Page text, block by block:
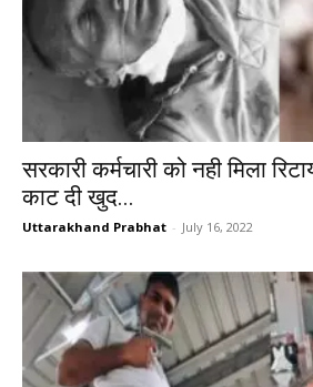
सरकारी कर्मचारी को नही मिला
काट दी खुद...
Uttarakhand Prabhat - July 16, 2022